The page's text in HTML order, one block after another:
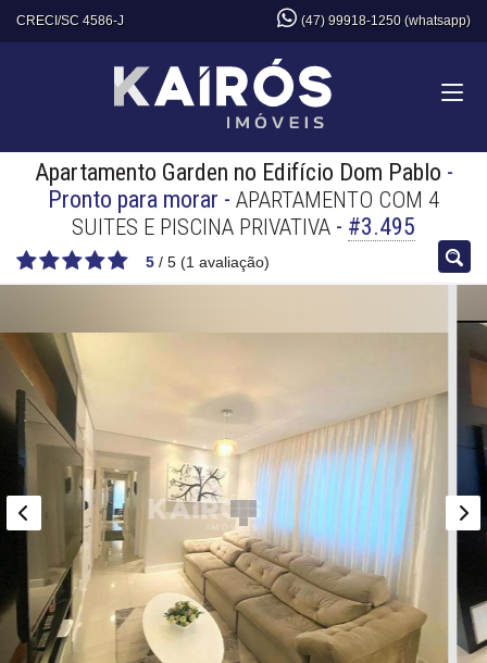
CRECI/SC 4586-J (47) 99918-1250 (whatsapp)
Apartamento Garden no Edifício Dom Pablo -
Pronto para morar - APARTAMENTO COM 4
SUITES E PISCINA PRIVATIVA - #3.495
5 / 5 (1 avaliação)